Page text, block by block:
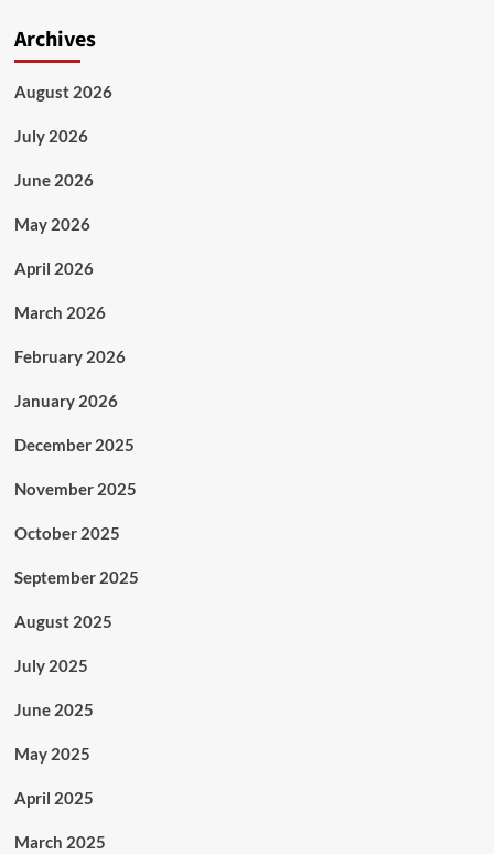
Archives
August 2026
July 2026
June 2026
May 2026
April 2026
March 2026
February 2026
January 2026
December 2025
November 2025
October 2025
September 2025
August 2025
July 2025
June 2025
May 2025
April 2025
March 2025